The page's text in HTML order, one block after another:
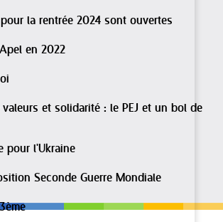
la rentrée 2024 sont ouvertes
en 2022
valeurs et solidarité : le PEJ et un bol de
pour l'Ukraine
Seconde Guerre Mondiale